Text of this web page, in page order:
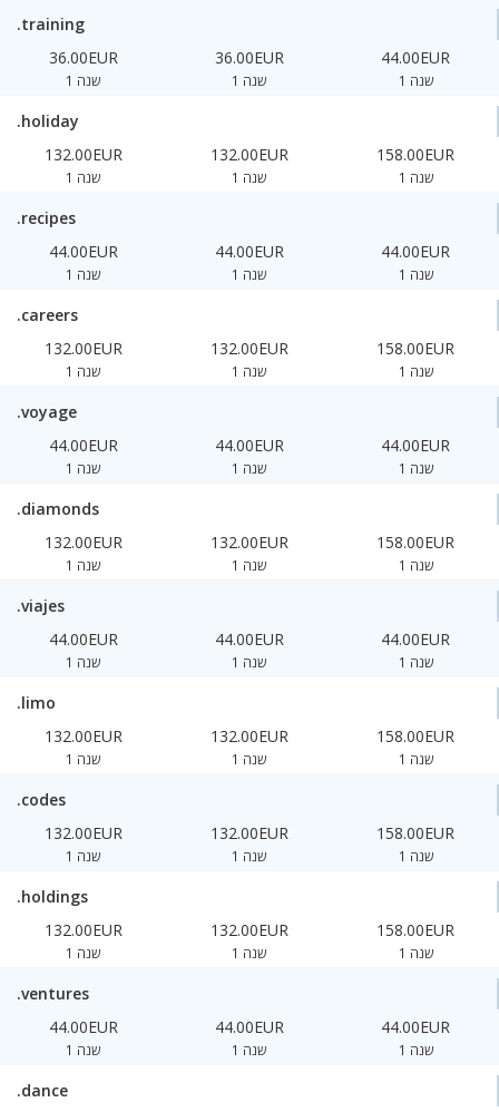
.training
36.00EUR
1 שנה
36.00EUR
1 שנה
44.00EUR
1 שנה
.holiday
132.00EUR
1 שנה
132.00EUR
1 שנה
158.00EUR
1 שנה
.recipes
44.00EUR
1 שנה
44.00EUR
1 שנה
44.00EUR
1 שנה
.careers
132.00EUR
1 שנה
132.00EUR
1 שנה
158.00EUR
1 שנה
.voyage
44.00EUR
1 שנה
44.00EUR
1 שנה
44.00EUR
1 שנה
.diamonds
132.00EUR
1 שנה
132.00EUR
1 שנה
158.00EUR
1 שנה
.viajes
44.00EUR
1 שנה
44.00EUR
1 שנה
44.00EUR
1 שנה
.limo
132.00EUR
1 שנה
132.00EUR
1 שנה
158.00EUR
1 שנה
.codes
132.00EUR
1 שנה
132.00EUR
1 שנה
158.00EUR
1 שנה
.holdings
132.00EUR
1 שנה
132.00EUR
1 שנה
158.00EUR
1 שנה
.ventures
44.00EUR
1 שנה
44.00EUR
1 שנה
44.00EUR
1 שנה
.dance